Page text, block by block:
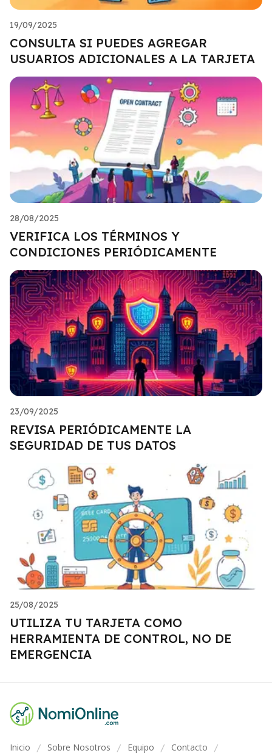
19/09/2025
CONSULTA SI PUEDES AGREGAR
USUARIOS ADICIONALES A LA TARJETA
28/08/2025
VERIFICA LOS TÉRMINOS Y
CONDICIONES PERIÓDICAMENTE
23/09/2025
REVISA PERIÓDICAMENTE LA
SEGURIDAD DE TUS DATOS
25/08/2025
UTILIZA TU TARJETA COMO
HERRAMIENTA DE CONTROL, NO DE
EMERGENCIA
Inicio / Sobre Nosotros / Equipo / Contacto /